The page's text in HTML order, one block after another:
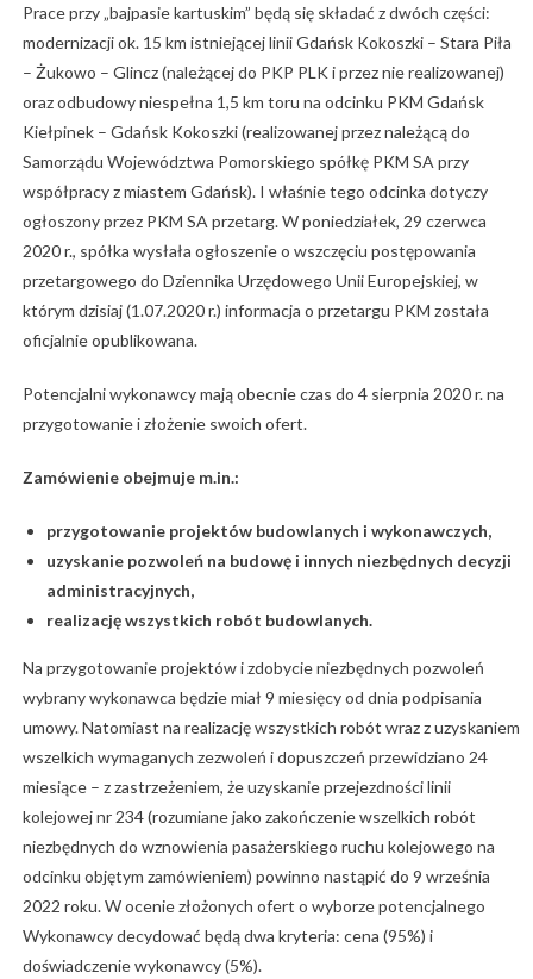
Prace przy „bajpasie kartuskim” będą się składać z dwóch części:
modernizacji ok. 15 km istniejącej linii Gdańsk Kokoszki – Stara Piła
– Żukowo – Glincz (należącej do PKP PLK i przez nie realizowanej)
oraz odbudowy niespełna 1,5 km toru na odcinku PKM Gdańsk
Kiełpinek – Gdańsk Kokoszki (realizowanej przez należącą do
Samorządu Województwa Pomorskiego spółkę PKM SA przy
współpracy z miastem Gdańsk). I właśnie tego odcinka dotyczy
ogłoszony przez PKM SA przetarg. W poniedziałek, 29 czerwca
2020 r., spółka wysłała ogłoszenie o wszczęciu postępowania
przetargowego do Dziennika Urzędowego Unii Europejskiej, w
którym dzisiaj (1.07.2020 r.) informacja o przetargu PKM została
oficjalnie opublikowana.
Potencjalni wykonawcy mają obecnie czas do 4 sierpnia 2020 r. na
przygotowanie i złożenie swoich ofert.
Zamówienie obejmuje m.in.:
przygotowanie projektów budowlanych i wykonawczych,
uzyskanie pozwoleń na budowę i innych niezbędnych decyzji
administracyjnych,
realizację wszystkich robót budowlanych.
Na przygotowanie projektów i zdobycie niezbędnych pozwoleń
wybrany wykonawca będzie miał 9 miesięcy od dnia podpisania
umowy. Natomiast na realizację wszystkich robót wraz z uzyskaniem
wszelkich wymaganych zezwoleń i dopuszczeń przewidziano 24
miesiące – z zastrzeżeniem, że uzyskanie przejezdności linii
kolejowej nr 234 (rozumiane jako zakończenie wszelkich robót
niezbędnych do wznowienia pasażerskiego ruchu kolejowego na
odcinku objętym zamówieniem) powinno nastąpić do 9 września
2022 roku. W ocenie złożonych ofert o wyborze potencjalnego
Wykonawcy decydować będą dwa kryteria: cena (95%) i
doświadczenie wykonawcy (5%).